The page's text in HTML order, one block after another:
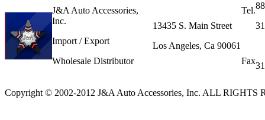
J&A Auto Accessories,
Inc.
Import / Export
Wholesale Distributor
13435 S. Main Street
Los Angeles, Ca 90061
Tel.
Fax
Copyright © 2002-2012 J&A Auto Accessories, Inc. ALL RIGHTS